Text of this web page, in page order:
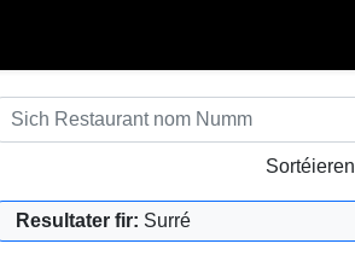
Resultater fir: Surré